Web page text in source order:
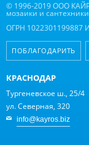
© 1996-2019 ООО
мозаики и
ОГРН 1022301199887
ПОБЛАГОДАРИТЬ
КРАСНОДАР
Тургеневское ш., 25/4
ул. Северная, 320
info@kayros.biz